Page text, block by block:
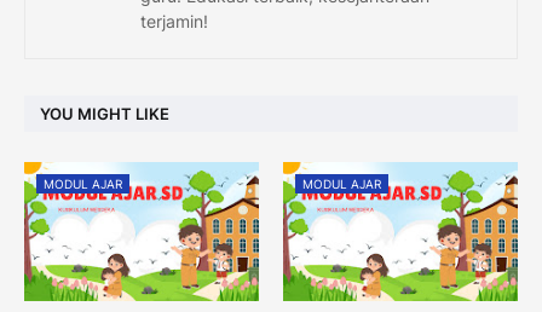
terjamin!
YOU MIGHT LIKE
MODUL AJAR MODUL AJAR